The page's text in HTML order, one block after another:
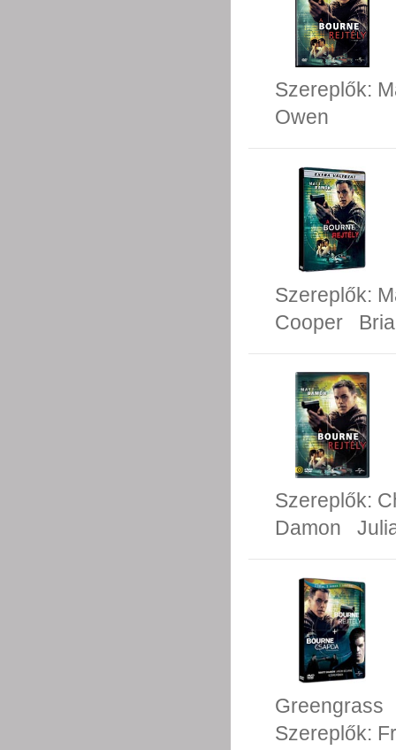
Szereplők:
Owen
Szereplők:
Cooper
Szereplők:
Damon
Greengrass
Szereplők: